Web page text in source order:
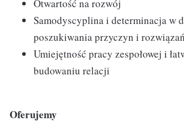
Otwartość na rozwój
Samodyscyplina i determinacja w
poszukiwania przyczyn i rozwiązań
Umiejętność pracy zespołowej i
budowaniu relacji
Oferujemy